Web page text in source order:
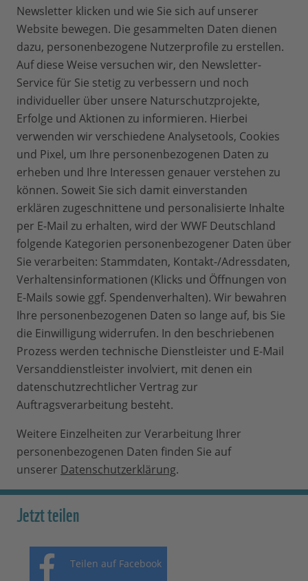
Newsletter klicken und wie Sie sich auf unserer
Website bewegen. Die gesammelten Daten dienen
dazu, personenbezogene Nutzerprofile zu erstellen.
Auf diese Weise versuchen wir, den Newsletter-
Service für Sie stetig zu verbessern und noch
individueller über unsere Naturschutzprojekte,
Erfolge und Aktionen zu informieren. Hierbei
verwenden wir verschiedene Analysetools, Cookies
und Pixel, um Ihre personenbezogenen Daten zu
erheben und Ihre Interessen genauer verstehen zu
können. Soweit Sie sich damit einverstanden
erklären zugeschnittene und personalisierte Inhalte
per E-Mail zu erhalten, wird der WWF Deutschland
folgende Kategorien personenbezogener Daten über
Sie verarbeiten: Stammdaten, Kontakt-/Adressdaten,
Verhaltensinformationen (Klicks und Öffnungen von
E-Mails sowie ggf. Spendenverhalten). Wir bewahren
Ihre personenbezogenen Daten so lange auf, bis Sie
die Einwilligung widerrufen. In den beschriebenen
Prozess werden technische Dienstleister und E-Mail
Versanddienstleister involviert, mit denen ein
datenschutzrechtlicher Vertrag zur
Auftragsverarbeitung besteht.
Weitere Einzelheiten zur Verarbeitung Ihrer
personenbezogenen Daten finden Sie auf
unserer Datenschutzerklärung.
Jetzt teilen
Teilen auf Facebook